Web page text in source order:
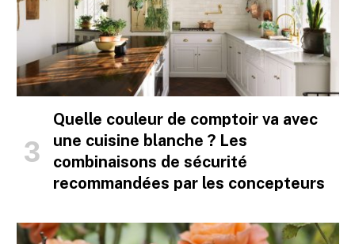
Quelle couleur de comptoir va avec
une cuisine blanche ? Les
combinaisons de sécurité
recommandées par les concepteurs